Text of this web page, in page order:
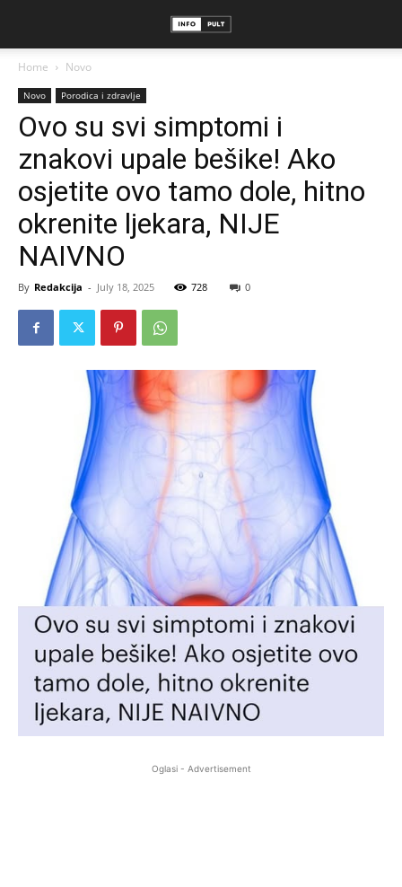
Home Novo
Novo Porodica i zdravlje
Ovo su svi simptomi i
znakovi upale bešike! Ako
osjetite ovo tamo dole, hitno
okrenite ljekara, NIJE
NAIVNO
By Redakcija - July 18, 2025 728 0
Oglasi - Advertisement